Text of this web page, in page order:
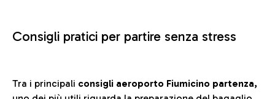
Consigli pratici per partire senza stress
Tra i principali consigli aeroporto Fiumicino partenza,